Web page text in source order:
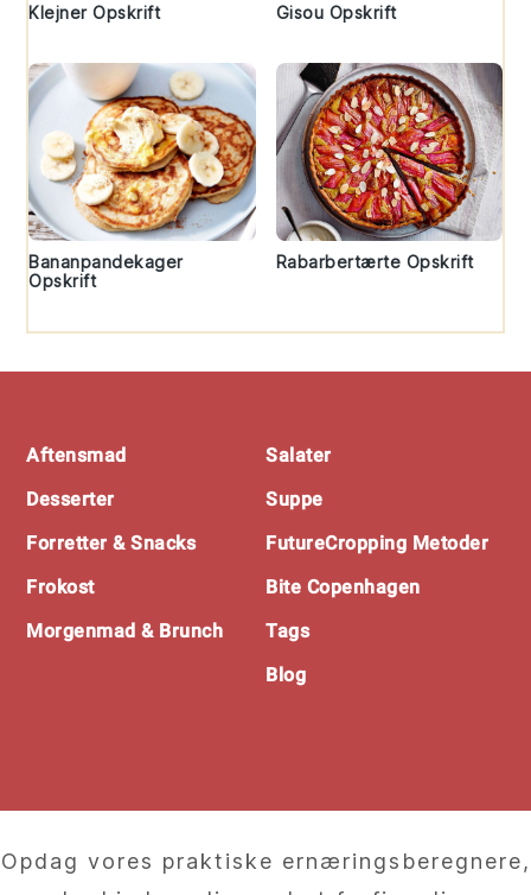
Klejner Opskrift Gisou Opskrift
Bananpandekager
Opskrift
Rabarbertærte Opskrift
Aftensmad
Desserter
Forretter & Snacks
Frokost
Morgenmad & Brunch
Salater
Suppe
FutureCropping Metoder
Bite Copenhagen
Tags
Blog
Opdag vores praktiske ernæringsberegnere,